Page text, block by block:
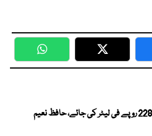
WhatsApp Twitter
پیٹرول کی قیمت 228 روپے فی لیٹر کی جائے، حافظ نعیم